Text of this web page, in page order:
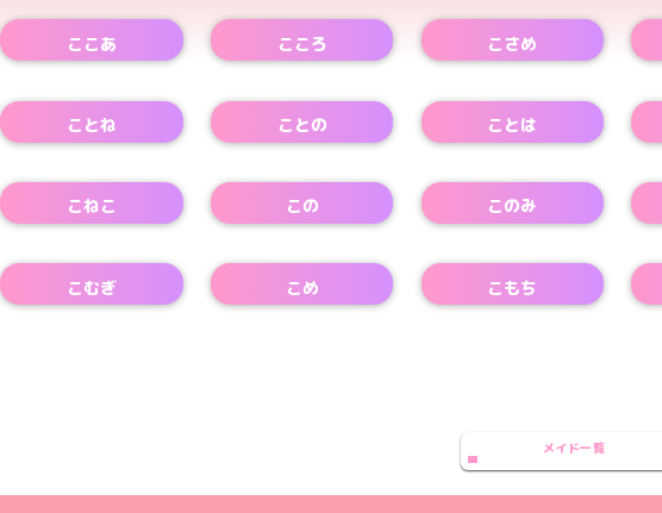
ここあ
こころ
こさめ
ことね
ことの ことは
こねこ
この このみ
こむぎ
こめ
こもち
メイド一覧
めいどりーみんTikTok公式アカウント
めいどりーみんX公式アカウント
めいどりーみんInstagram公式アカウント
めいどりーみんFacebook公式アカウント
めいどりーみんYouTube公式アカウ